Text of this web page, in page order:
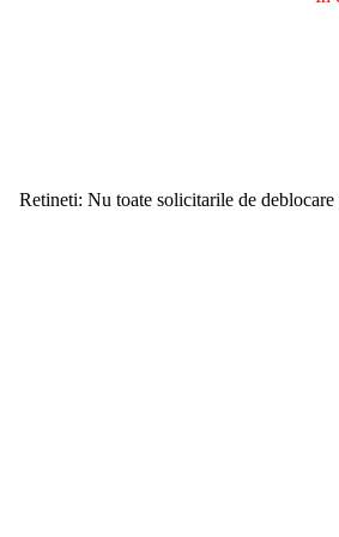
Retineti: Nu toate solicitarile de deblocare